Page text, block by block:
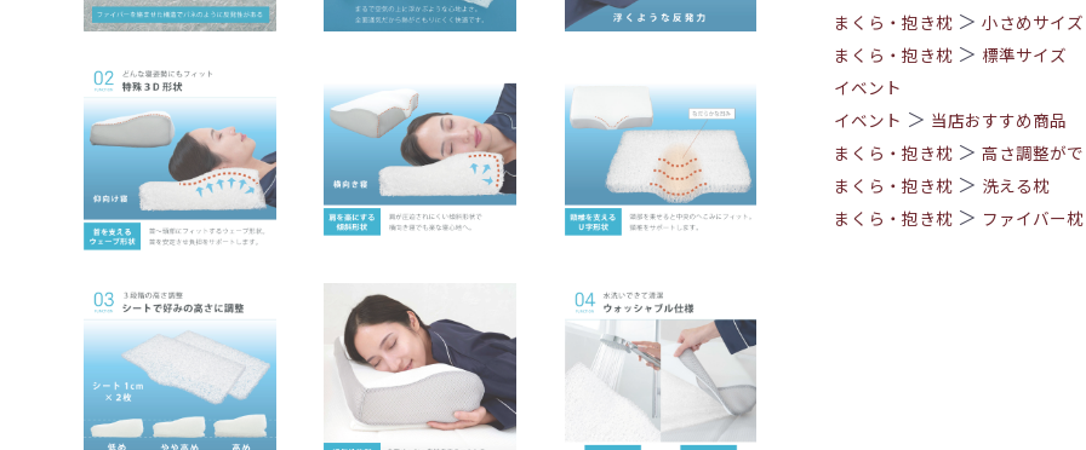
まくら・抱き枕 ＞ 小さめサイズ
まくら・抱き枕 ＞ 標準サイズ
イベント
イベント ＞ 当店おすすめ商品
まくら・抱き枕 ＞ 高さ調整が
まくら・抱き枕 ＞ 洗える枕
まくら・抱き枕 ＞ ファイバー枕